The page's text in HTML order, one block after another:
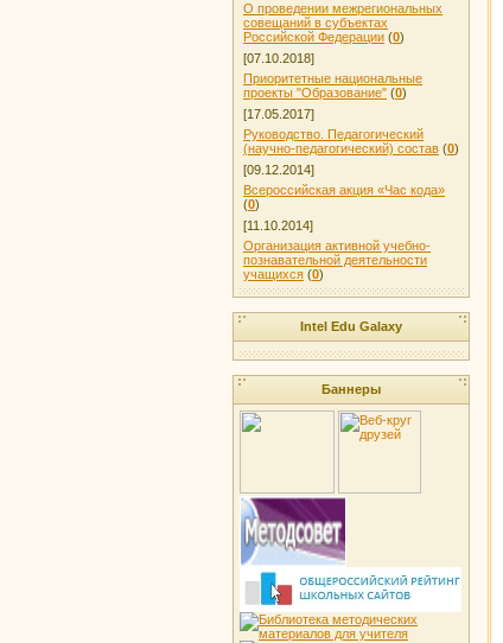
О проведении межрегиональных
совещаний в субъектах
Российской Федерации (0)
[07.10.2018]
Приоритетные национальные
проекты "Образование" (0)
[17.05.2017]
Руководство. Педагогический
(научно-педагогический) состав (0)
[09.12.2014]
Всероссийская акция «Час кода»
(0)
[11.10.2014]
Организация активной учебно-
познавательной деятельности
учащихся (0)
Intel Edu Galaxy
Баннеры